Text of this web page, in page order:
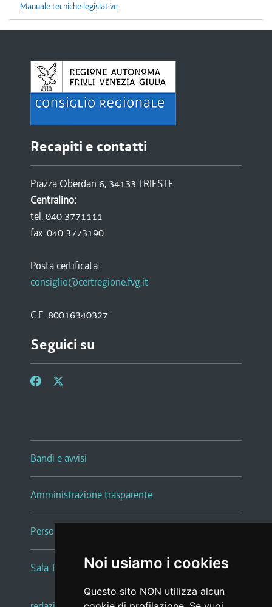
Noi usiamo i cookies
Questo sito NON utilizza alcun
Manuale tecniche legislative
Recapiti e contatti
Piazza Oberdan 6, 34133 TRIESTE
Centralino:
tel. 040 3771111
fax. 040 3773190
Posta certificata:
consiglio@certregione.fvg.it
C.F. 80016340327
Seguici su
Bandi e avvisi
Amministrazione trasparente
Persone e Uffici
Sala Tiziano Tessitori